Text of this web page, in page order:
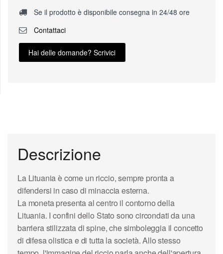
Se il prodotto è disponibile consegna in 24/48 ore
Contattaci
Hai delle domande? Scrivici
Descrizione
La Lituania è come un riccio, sempre pronta a
difendersi in caso di minaccia esterna.
La moneta presenta al centro il contorno della
Lituania. I confini dello Stato sono circondati da una
barriera stilizzata di spine, che simboleggia il concetto
di difesa olistica e di tutta la società. Allo stesso